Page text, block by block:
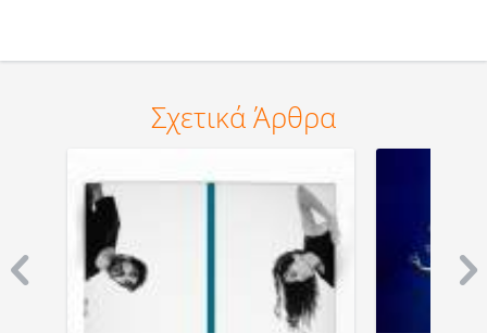
Σχετικά Άρθρα